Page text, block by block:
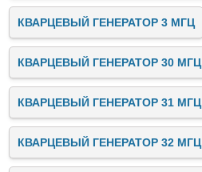
КВАРЦЕВЫЙ ГЕНЕРАТОР 3 МГЦ
КВАРЦЕВЫЙ ГЕНЕРАТОР 30 МГЦ
КВАРЦЕВЫЙ ГЕНЕРАТОР 31 МГЦ
КВАРЦЕВЫЙ ГЕНЕРАТОР 32 МГЦ